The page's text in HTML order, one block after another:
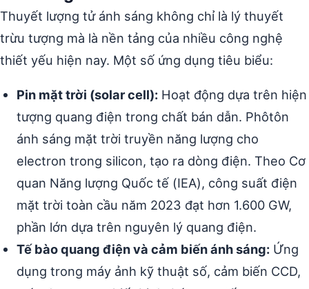
Thuyết lượng tử ánh sáng không chỉ là lý thuyết
trừu tượng mà là nền tảng của nhiều công nghệ
thiết yếu hiện nay. Một số ứng dụng tiêu biểu:
Pin mặt trời (solar cell): Hoạt động dựa trên hiện
tượng quang điện trong chất bán dẫn. Phôtôn
ánh sáng mặt trời truyền năng lượng cho
electron trong silicon, tạo ra dòng điện. Theo Cơ
quan Năng lượng Quốc tế (IEA), công suất điện
mặt trời toàn cầu năm 2023 đạt hơn 1.600 GW,
phần lớn dựa trên nguyên lý quang điện.
Tế bào quang điện và cảm biến ánh sáng: Ứng
dụng trong máy ảnh kỹ thuật số, cảm biến CCD,